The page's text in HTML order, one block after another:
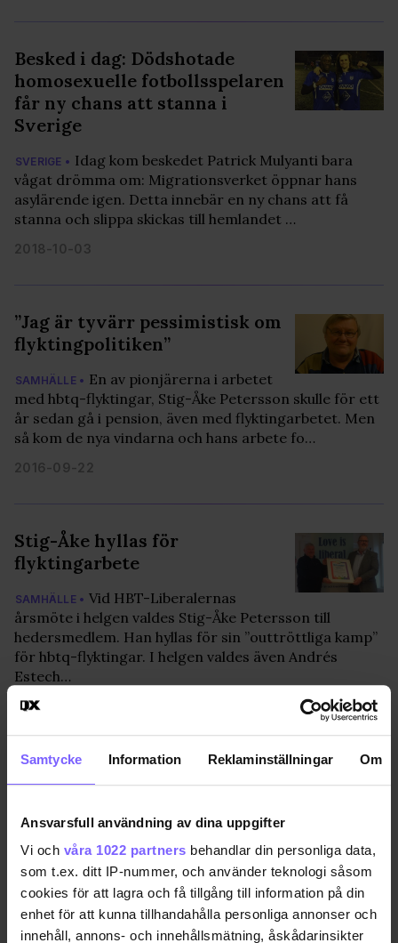
Samtycke Information Reklaminställningar Om
Ansvarsfull användning av dina uppgifter
Vi och våra 1022 partners behandlar din personliga data,
som t.ex. ditt IP-nummer, och använder teknologi såsom
cookies för att lagra och få tillgång till information på din
enhet för att kunna tillhandahålla personliga annonser och
innehåll, annons- och innehållsmätning, åskådarinsikter
Besked i dag: Dödshotade
homosexuelle fotbollsspelaren
får ny chans att stanna i
Sverige
SVERIGE • Idag kom beskedet Patrick Mulyanti bara
vågat drömma om: Migrationsverket öppnar hans
asylärende igen. Detta innebär en ny chans att få
stanna och slippa skickas till hemlandet …
2018-10-03
”Jag är tyvärr pessimistisk om
flyktingpolitiken”
SAMHÄLLE • En av pionjärerna i arbetet
med hbtq-flyktingar, Stig-Åke Petersson skulle för ett
år sedan gå i pension, även med flyktingarbetet. Men
så kom de nya vindarna och hans arbete fo…
2016-09-22
Stig-Åke hyllas för
flyktingarbete
SAMHÄLLE • Vid HBT-Liberalernas
årsmöte i helgen valdes Stig-Åke Petersson till
hedersmedlem. Han hyllas för sin ”outtröttliga kamp”
för hbtq-flyktingar. I helgen valdes även Andrés
Estech…
2016-03-15
Namn och Nytt med pension
I fredags avtackades en av
RFSLs pionjärer. Efter att ha hjälp över 3000 hbt-
flyktingar tar nu Stig-Åke Petersson ut sin pension. En
annan pionjär, Göran Söderström, har tagit e…